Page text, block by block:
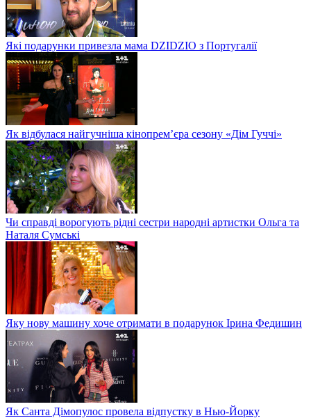
Які подарунки привезла мама DZIDZIO з Португалії
Як відбулася найгучніша кінопрем’єра сезону «Дім Гуччі»
Чи справді ворогують рідні сестри народні артистки Ольга та
Наталя Сумські
Яку нову машину хоче отримати в подарунок Ірина Федишин
Як Санта Дімопулос провела відпустку в Нью-Йорку